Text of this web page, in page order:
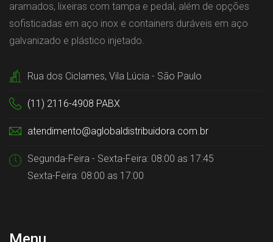
aramados, lixeiras com tampa e pedal, além de opções
sofisticadas em aço inox e containers duráveis em aço
galvanizado e plástico injetado.
Rua dos Ciclames, Vila Lúcia - São Paulo
(11) 2116-4908 PABX
atendimento@aglobaldistribuidora.com.br
Segunda-Feira - Sexta-Feira: 08:00 as 17:45
Sexta-Feira: 08:00 as 17:00